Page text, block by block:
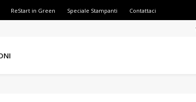
ReStart in Green Speciale Stampanti Contattaci